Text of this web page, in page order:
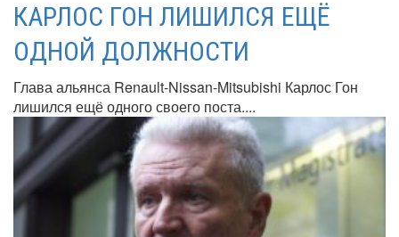
КАРЛОС ГОН ЛИШИЛСЯ ЕЩЁ
ОДНОЙ ДОЛЖНОСТИ
Глава альянса Renault-Nissan-Mitsubishi Карлос Гон
лишился ещё одного своего поста....